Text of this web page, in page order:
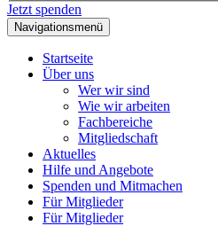
Jetzt spenden
Navigationsmenü
Startseite
Über uns
Wer wir sind
Wie wir arbeiten
Fachbereiche
Mitgliedschaft
Aktuelles
Hilfe und Angebote
Spenden und Mitmachen
Für Mitglieder
Für Mitglieder